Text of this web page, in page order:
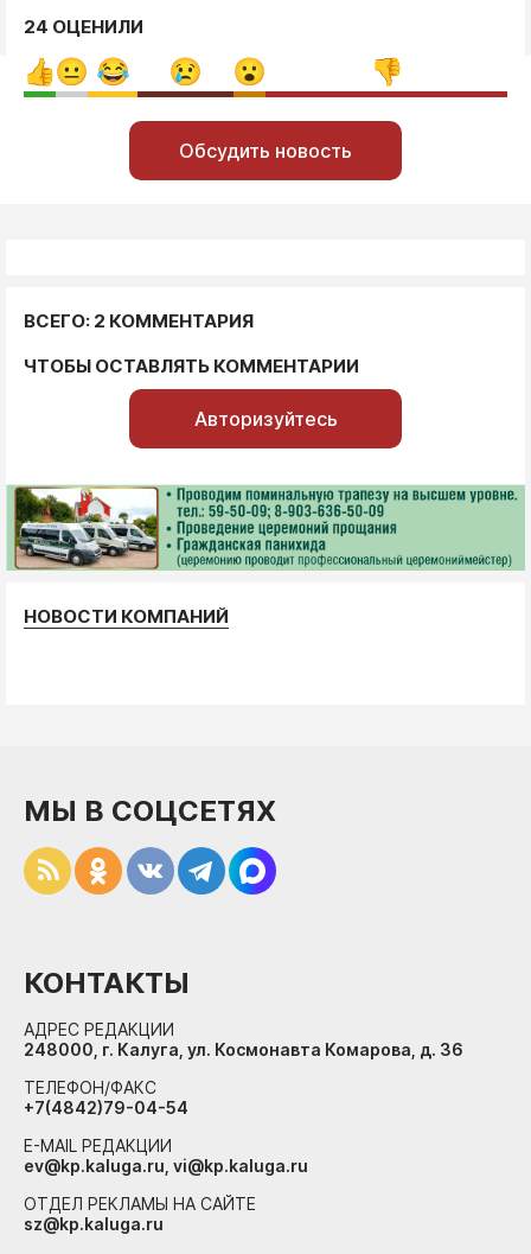
24 ОЦЕНИЛИ
Обсудить новость
ВСЕГО: 2 КОММЕНТАРИЯ
ЧТОБЫ ОСТАВЛЯТЬ КОММЕНТАРИИ
Авторизуйтесь
НОВОСТИ КОМПАНИЙ
МЫ В СОЦСЕТЯХ
КОНТАКТЫ
АДРЕС РЕДАКЦИИ
248000, г. Калуга, ул. Космонавта Комарова, д. 36
ТЕЛЕФОН/ФАКС
+7(4842)79-04-54
E-MAIL РЕДАКЦИИ
ev@kp.kaluga.ru, vi@kp.kaluga.ru
ОТДЕЛ РЕКЛАМЫ НА САЙТЕ
sz@kp.kaluga.ru